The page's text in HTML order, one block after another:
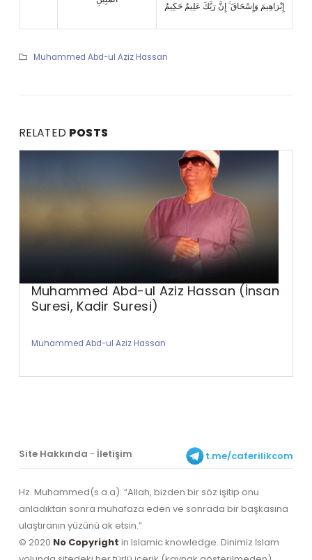
إِبْرَاهِيمَ وَإِسْحَاقَ ۚ إِنَّ رَبَّكَ عَلِيمٌ حَكِيمٌ
Muhammed Abd-ul Aziz Hassan
RELATED POSTS
Muhammed Abd-ul Aziz Hassan (İnsan
Suresi, Kadir Suresi)
Muhammed Abd-ul Aziz Hassan
Site Hakkında - İletişim t.me/caferilikcom
Hz. Muhammed(s.a.a): “Allah, bizden bir söz işitip onu
anladıktan sonra muhafaza eden ve sonrada bir başkasına
ulaştıranın yüzünü ak etsin.”
© 2020 No Copyright in Islamic knowledge. Dinimiz İslam